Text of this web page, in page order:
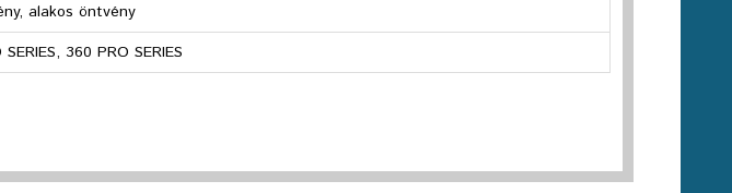
alakos öntvény
360 PRO SERIES